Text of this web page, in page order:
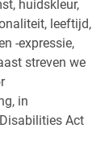
huidskleur,
leeftijd,
-expressie,
streven we
in
Act